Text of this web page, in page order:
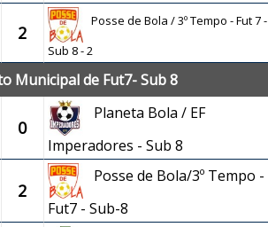
2
Posse de Bola / 3º Tempo - Fut 7 -
Sub 8 - 2
Municipal de Fut7- Sub 8
0
Planeta Bola / EF
Imperadores - Sub 8
2
Posse de Bola/3º Tempo -
Fut7 - Sub-8